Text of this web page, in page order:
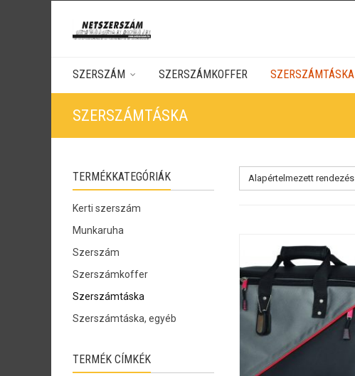
SZERSZÁM SZERSZÁMKOFFER SZERSZÁMTÁSKA
SZERSZÁMTÁSKA
Alapértelmezett rendezés
TERMÉKKATEGÓRIÁK
Kerti szerszám
Munkaruha
Szerszám
Szerszámkoffer
Szerszámtáska
Szerszámtáska, egyéb
TERMÉK CÍMKÉK